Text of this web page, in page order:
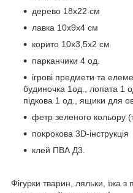
дерево 18х22 см
лавка 10х9х4 см
корито 10х3,5х2 см
парканчики 4 од.
ігрові предмети та
будиночка 1од., лопата 1
підкова 1 од., ящики для
фетр зеленого кольору
покрокова 3D-інструкція
клей ПВА Д3.
Фігурки тварин, ляльки, їжа з